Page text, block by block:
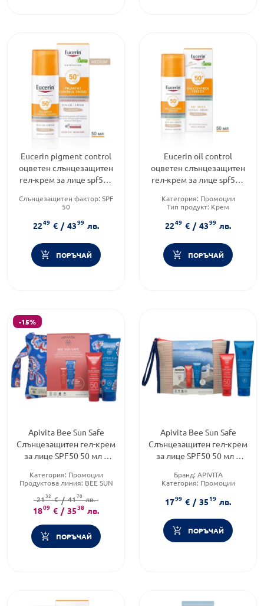
Eucerin pigment control
оцветен слънцезащитен
гел-крем за лице spf50+
Слънцезащитен фактор: SPF
50
Форма на продукта: гел-крем
2249 € / 4399 лв.
ПОРЪЧАЙ
Eucerin oil control
оцветен слънцезащитен
гел-крем за лице spf50+
Категория: Промоции
Тип продукт: Крем
2249 € / 4399 лв.
ПОРЪЧАЙ
-15%
Apivita Bee Sun Safe
Слънцезащитен гел-крем
за лице SPF50 50 мл +
100мл
Категория: Промоции
Продуктова линия: BEE SUN
Тип продукт:Крем
2132 € / 4170 лв.
1809 € / 3538 лв.
ПОРЪЧАЙ
Apivita Bee Sun Safe
Слънцезащитен гел-крем
за лице SPF50 50 мл +
100мл
Бранд: APIVITA
Категория: Промоции
SAFE
1799 € / 3519 лв.
ПОРЪЧАЙ